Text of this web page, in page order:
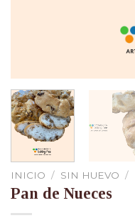
INICIO / SIN HUEVO /
Pan de Nueces